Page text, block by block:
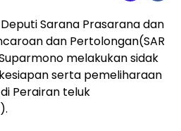
Sarana Prasarana dan
dan Pertolongan(SAR
melakukan sidak
serta pemeliharaan
di Perairan teluk